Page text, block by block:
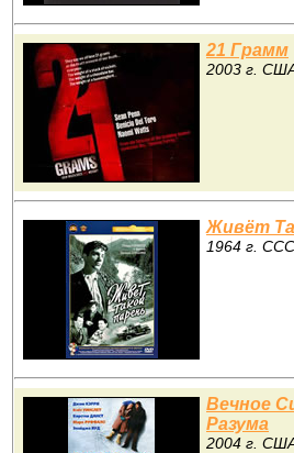
21 Грамм
2003 г.
Живёт
1964 г.
Вечное
Разума
2004 г.